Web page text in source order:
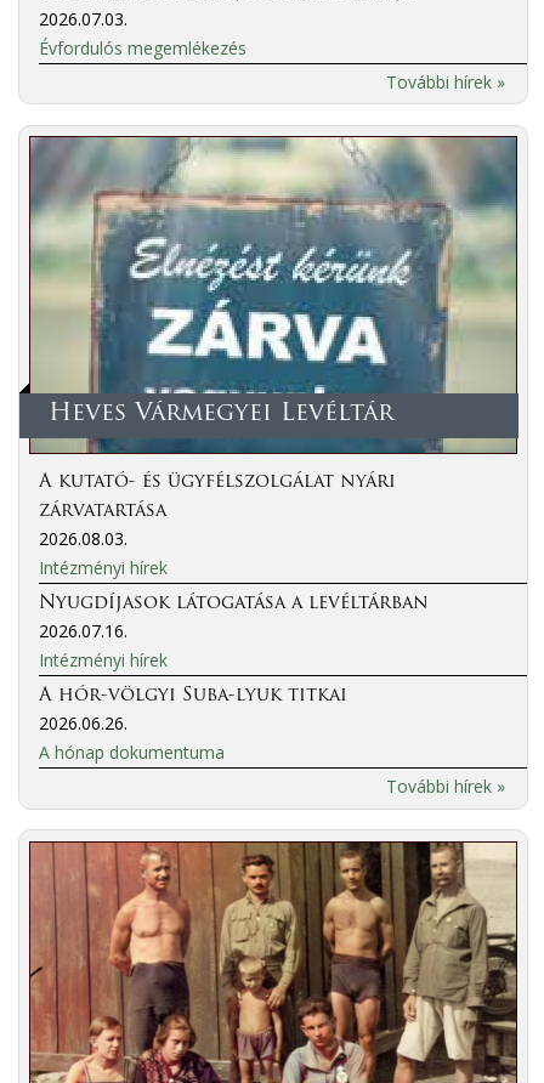
2026.07.03.
Évfordulós megemlékezés
További hírek »
Heves Vármegyei Levéltár
A kutató- és ügyfélszolgálat nyári
zárvatartása
2026.08.03.
Intézményi hírek
Nyugdíjasok látogatása a levéltárban
2026.07.16.
Intézményi hírek
A hór-völgyi Suba-lyuk titkai
2026.06.26.
A hónap dokumentuma
További hírek »